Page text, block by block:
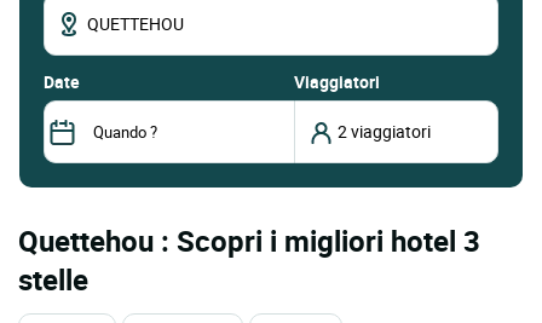
date Viaggiatori
Quettehou : Scopri i migliori hotel 3
stelle